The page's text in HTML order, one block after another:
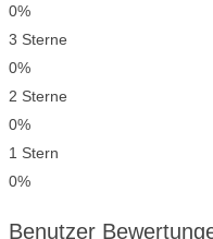
0%
3 Sterne
0%
2 Sterne
0%
1 Stern
0%
Benutzer